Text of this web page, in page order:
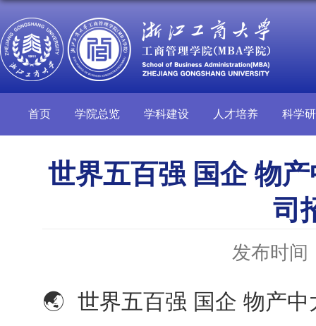
首页 学院总览 学科建设 人才培养 科学
世界五百强 国企 物
司
发布时间
🌏 世界五百强 国企 物产